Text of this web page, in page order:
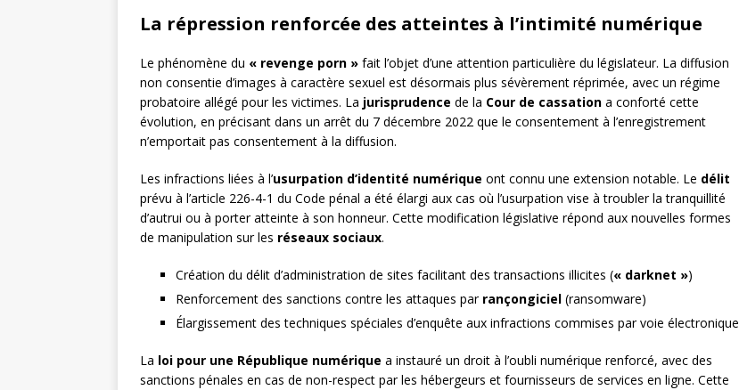
La répression renforcée des atteintes à l’intimité numérique
Le phénomène du « revenge porn » fait l’objet d’une attention particulière du législateur. La diffusion
non consentie d’images à caractère sexuel est désormais plus sévèrement réprimée, avec un régime
probatoire allégé pour les victimes. La jurisprudence de la Cour de cassation a conforté cette
évolution, en précisant dans un arrêt du 7 décembre 2022 que le consentement à l’enregistrement
n’emportait pas consentement à la diffusion.
Les infractions liées à l’usurpation d’identité numérique ont connu une extension notable. Le délit
prévu à l’article 226-4-1 du Code pénal a été élargi aux cas où l’usurpation vise à troubler la tranquillité
d’autrui ou à porter atteinte à son honneur. Cette modification législative répond aux nouvelles formes
de manipulation sur les réseaux sociaux.
Création du délit d’administration de sites facilitant des transactions illicites (« darknet »)
Renforcement des sanctions contre les attaques par rançongiciel (ransomware)
Élargissement des techniques spéciales d’enquête aux infractions commises par voie électronique
La loi pour une République numérique a instauré un droit à l’oubli numérique renforcé, avec des
sanctions pénales en cas de non-respect par les hébergeurs et fournisseurs de services en ligne. Cette